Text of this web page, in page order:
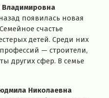
Владимировна
появилась новая
счастье
детей. Среди них
— строители,
других сфер. В семье
Николаевна